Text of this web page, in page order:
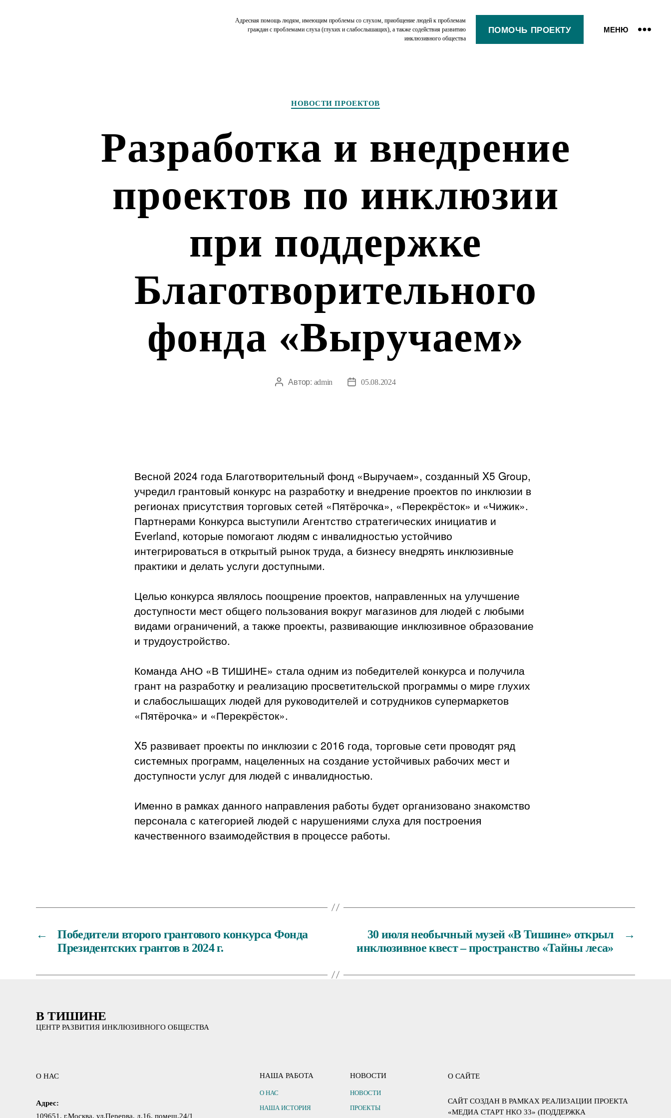
Адресная помощь людям, имеющим проблемы со слухом, приобщение людей к проблемам
граждан с проблемами слуха (глухих и слабослышащих), а также содействия развитию
инклюзивного общества
ПОМОЧЬ ПРОЕКТУ МЕНЮ
НОВОСТИ ПРОЕКТОВ
Разработка и внедрение
проектов по инклюзии
при поддержке
Благотворительного
фонда «Выручаем»
Автор
Автор: admin
Дата05.08.2024
Весной 2024 года Благотворительный фонд «Выручаем», созданный X5 Group,
учредил грантовый конкурс на разработку и внедрение проектов по инклюзии в
регионах присутствия торговых сетей «Пятёрочка», «Перекрёсток» и «Чижик».
Партнерами Конкурса выступили Агентство стратегических инициатив и
Everland, которые помогают людям с инвалидностью устойчиво
интегрироваться в открытый рынок труда, а бизнесу внедрять инклюзивные
практики и делать услуги доступными.
Целью конкурса являлось поощрение проектов, направленных на улучшение
доступности мест общего пользования вокруг магазинов для людей с любыми
видами ограничений, а также проекты, развивающие инклюзивное образование
и трудоустройство.
Команда АНО «В ТИШИНЕ» стала одним из победителей конкурса и получила
грант на разработку и реализацию просветительской программы о мире глухих
и слабослышащих людей для руководителей и сотрудников супермаркетов
«Пятёрочка» и «Перекрёсток».
X5 развивает проекты по инклюзии с 2016 года, торговые сети проводят ряд
системных программ, нацеленных на создание устойчивых рабочих мест и
доступности услуг для людей с инвалидностью.
Именно в рамках данного направления работы будет организовано знакомство
персонала с категорией людей с нарушениями слуха для построения
качественного взаимодействия в процессе работы.
←
Победители второго грантового конкурса Фонда
Президентских грантов в 2024 г.
→
30 июля необычный музей «В Тишине» открыл
инклюзивное квест – пространство «Тайны леса»
В ТИШИНЕ
ЦЕНТР РАЗВИТИЯ ИНКЛЮЗИВНОГО ОБЩЕСТВА
О НАС
Адрес:
109651, г.Москва, ул.Перерва, д.16, помещ.24/1
НАША РАБОТА
О НАС
НАША ИСТОРИЯ
НОВОСТИ
НОВОСТИ
ПРОЕКТЫ
О САЙТЕ
САЙТ СОЗДАН В РАМКАХ РЕАЛИЗАЦИИ ПРОЕКТА
«МЕДИА СТАРТ НКО 33» (ПОДДЕРЖКА